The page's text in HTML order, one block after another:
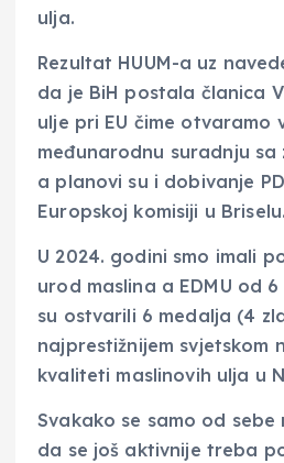
ulja.
Rezultat HUUM-a uz
da je BiH postala članica
ulje pri EU čime otvaramo
međunarodnu suradnju sa
a planovi su i dobivanje
Europskoj komisiji u Briselu.
U 2024. godini smo imali
urod maslina a EDMU od
su ostvarili 6 medalja (4
najprestižnijem svjetskom
kvaliteti maslinovih ulja u
Svakako se samo od
da se još aktivnije treba